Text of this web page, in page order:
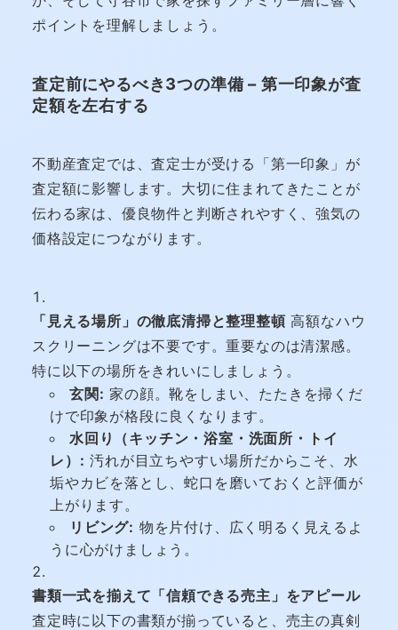
ポイントを理解しましょう。
査定前にやるべき3つの準備 – 第一印象が査
定額を左右する
不動産査定では、査定士が受ける「第一印象」が
査定額に影響します。大切に住まれてきたことが
伝わる家は、優良物件と判断されやすく、強気の
価格設定につながります。
「見える場所」の徹底清掃と整理整頓 高額なハウ
スクリーニングは不要です。重要なのは清潔感。
特に以下の場所をきれいにしましょう。
玄関: 家の顔。靴をしまい、たたきを掃くだ
けで印象が格段に良くなります。
水回り（キッチン・浴室・洗面所・トイ
レ）: 汚れが目立ちやすい場所だからこそ、水
垢やカビを落とし、蛇口を磨いておくと評価が
上がります。
リビング: 物を片付け、広く明るく見えるよ
うに心がけましょう。
書類一式を揃えて「信頼できる売主」をアピール
査定時に以下の書類が揃っていると、売主の真剣